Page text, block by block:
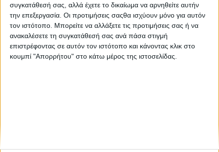
συγκατάθεσή σας, αλλά έχετε το δικαίωμα να αρνηθείτε αυτήν
την επεξεργασία. Οι προτιμήσεις σαςθα ισχύουν μόνο για αυτόν
τον ιστότοπο. Μπορείτε να αλλάξετε τις προτιμήσεις σας ή να
ανακαλέσετε τη συγκατάθεσή σας ανά πάσα στιγμή
επιστρέφοντας σε αυτόν τον ιστότοπο και κάνοντας κλικ στο
κουμπί "Απορρήτου" στο κάτω μέρος της ιστοσελίδας.
προσφέροντας εκπαίδευση υψηλού επιπέδου από το
2000.
CONNECT